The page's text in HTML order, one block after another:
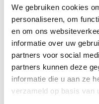
We gebruiken cookies
personaliseren, om
en om ons
informatie over uw
partners voor social
partners kunnen deze
informatie die u aan ze
verzameld op basis van
BIJPASSENDE
PRODUCTEN
Platinum Sun &